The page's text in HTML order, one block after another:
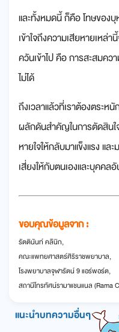
และทั้งหมดนี้ ก็คือ โทษของ
เข้าใจถึงความเสียหายเหล่
ควันเข้าไป คือ การสะสมคว
ไม่ได้
ถึงเวลาแล้วที่เราต้องตระห
ผลักดันสำคัญในการตัดสิน
หายใจให้กลับมาแข็งแรง แ
เสี่ยงให้กับตนเองและบุคคล
ขอบคุณข้อมูลจาก :
รัตตินันท์ คลินิก,
คณะแพทยศาสตร์ศิริราชพยาบาล,
โรงพยาบาลจุฬารัตน์ 9 แอร์พอร์ต,
สถานีโทรทัศน์รามาแชนแนล (Rama
แนะนำบทความอื่นๆ